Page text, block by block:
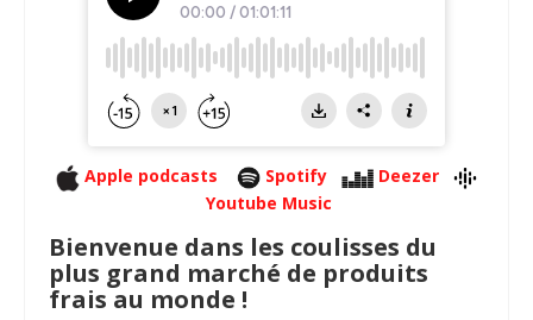
Apple podcasts Spotify
Deezer
Youtube Music
Bienvenue dans les coulisses du
plus grand marché de produits
frais au monde !